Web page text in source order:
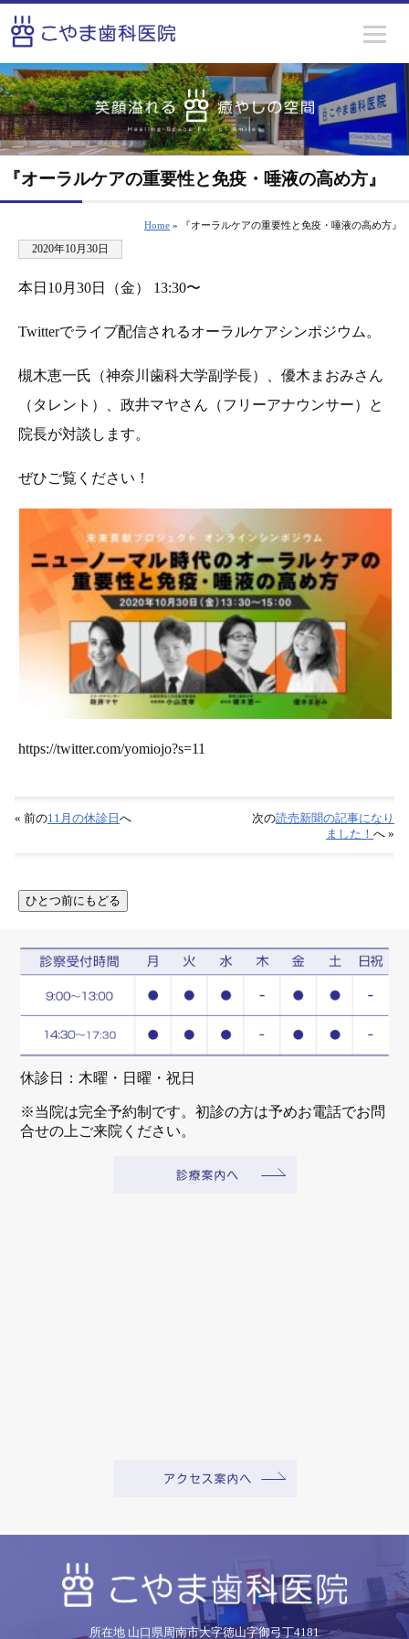
『オーラルケアの重要性と免疫・唾液の高め方』
Home » 『オーラルケアの重要性と免疫・唾液の高め方』
2020年10月30日
本日10月30日（金） 13:30〜
Twitterでライブ配信されるオーラルケアシンポジウム。
槻木恵一氏（神奈川歯科大学副学長）、優木まおみさん
（タレント）、政井マヤさん（フリーアナウンサー）と
院長が対談します。
ぜひご覧ください！
https://twitter.com/yomiojo?s=11
« 前の11月の休診日 へ 次の読売新聞の記事になり
ました！ へ »
休診日：木曜・日曜・祝日
※当院は完全予約制です。初診の方は予めお電話でお問
合せの上ご来院ください。
所在地 山口県周南市大字徳山字御弓丁4181